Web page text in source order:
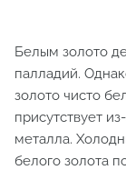
Белым золото
палладий.
золото чисто
присутствует
металла.
белого золота